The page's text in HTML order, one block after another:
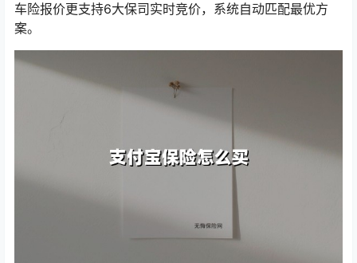
车险报价更支持6大保司实时竞价，系统自动匹配最优方
案。